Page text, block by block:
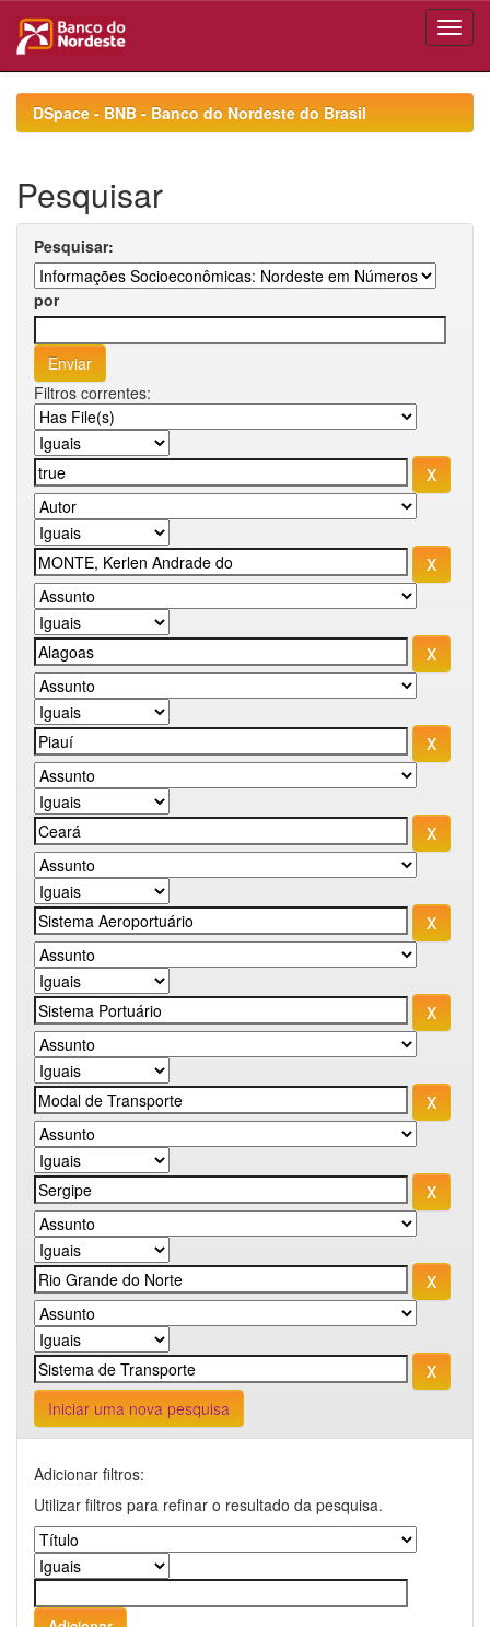
navigationDSpace - BNB - Banco do Nordeste do Brasil
Pesquisar
Pesquisar:
por
Filtros correntes:
Iniciar uma nova pesquisa
Adicionar filtros:
Utilizar filtros para refinar o resultado da pesquisa.